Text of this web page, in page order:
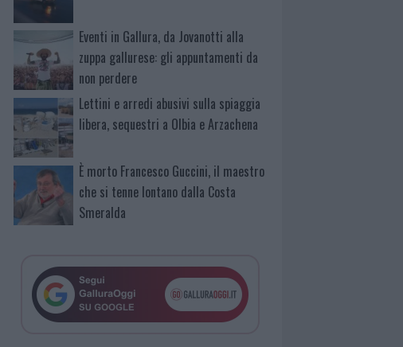
Eventi in Gallura, da Jovanotti alla
zuppa gallurese: gli appuntamenti da
non perdere
Lettini e arredi abusivi sulla spiaggia
libera, sequestri a Olbia e Arzachena
È morto Francesco Guccini, il maestro
che si tenne lontano dalla Costa
Smeralda